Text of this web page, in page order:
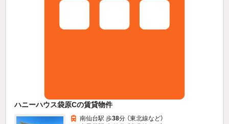
ハニーハウス袋原Cの賃貸物件
南仙台駅 歩38分 （東北線など）